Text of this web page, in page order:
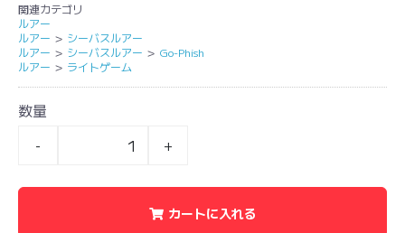
関連カテゴリ
ルアー
ルアー ＞ シーバスルアー
ルアー ＞ シーバスルアー ＞ Go-Phish
ルアー ＞ ライトゲーム
数量
- +
カートに入れる